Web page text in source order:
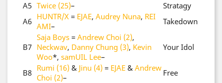
A5 Twice (25)–
Stratagy
A6 HUNTR/X = EJAE, Audrey Nuna, REI
AMI– Takedown
B7
Saja Boys = Andrew Choi (2),
Neckwav, Danny Chung (3), Kevin
Woo*, samUIL Lee–
Your Idol
B8 Rumi (16) & Jinu (4) = EJAE & Andrew
Choi (2)– Free